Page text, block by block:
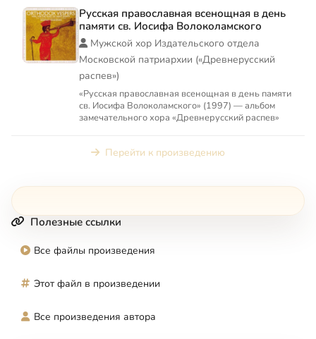
Русская православная всенощная в день
памяти св. Иосифа Волоколамского
Мужской хор Издательского отдела
Московской патриархии («Древнерусский
распев»)
«Русская православная всенощная в день памяти
св. Иосифа Волоколамского» (1997) — альбом
замечательного хора «Древнерусский распев»
Перейти к произведению
Полезные ссылки
Все файлы произведения
Этот файл в произведении
Все произведения автора